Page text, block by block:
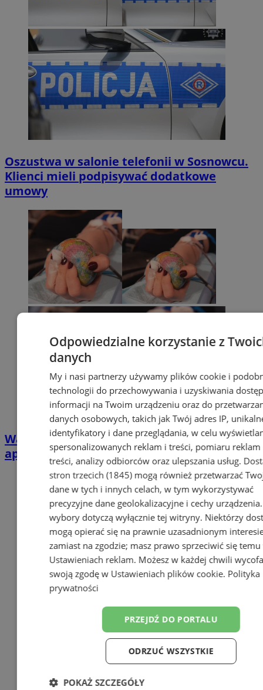
Oszustwa w salonie telefonii w Sosnowcu.
Klienci mieli podpisywać dodatkowe
umowy
Wakacyjne zapasy krwi topnieją. RCKiK
apeluje do dawców
Odpowiedzialne korzystanie z
danych
My i nasi partnerzy używamy plików cookie i
technologii do przechowywania i uzyskiwania
informacji na Twoim urządzeniu oraz do
danych osobowych, takich jak Twój adres IP,
identyfikatory i dane przeglądania, w celu
spersonalizowanych reklam i treści, pomiaru reklam
treści, analizy odbiorców oraz ulepszania usług.
stron trzecich (1845)mogą również przetwarzać
dane w tych i innych celach, w tym wykorzystywać
precyzyjne dane geolokalizacyjne i cechy
wybory dotyczą wyłącznie tej witryny. Niektórzy
mogą opierać się na prawnie uzasadnionym
zamiast na zgodzie; masz prawo sprzeciwić się temu
Ustawieniach reklam. Możesz w każdej chwili
swoją zgodę w Ustawieniach plików cookie. Polityka
prywatności
PRZEJDŹ DO PORTALU
ODRZUĆ WSZYSTKIE
POKAŻ SZCZEGÓŁY